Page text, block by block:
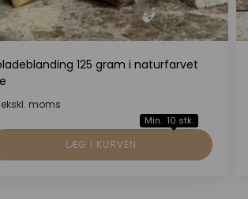
125 gram i naturfarvet
ekskl. moms
Min. 10 stk.